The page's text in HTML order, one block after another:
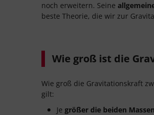
noch erweitern. Seine
beste Theorie, die wir zur
Wie groß ist die
Wie groß die Gravitationskraft
gilt:
Je größer die beiden